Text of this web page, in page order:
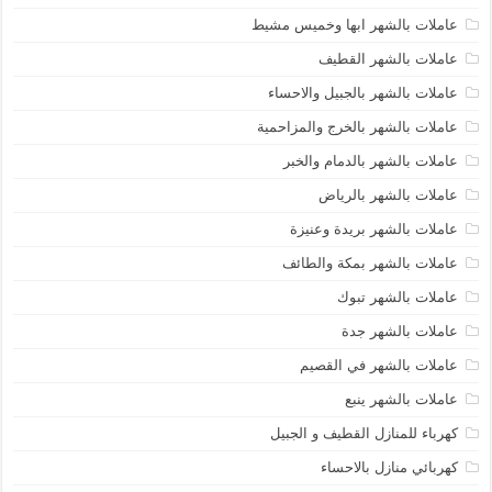
عاملات بالشهر ابها وخميس مشيط
عاملات بالشهر القطيف
عاملات بالشهر بالجبيل والاحساء
عاملات بالشهر بالخرج والمزاحمية
عاملات بالشهر بالدمام والخبر
عاملات بالشهر بالرياض
عاملات بالشهر بريدة وعنيزة
عاملات بالشهر بمكة والطائف
عاملات بالشهر تبوك
عاملات بالشهر جدة
عاملات بالشهر في القصيم
عاملات بالشهر ينبع
كهرباء للمنازل القطيف و الجبيل
كهربائي منازل بالاحساء